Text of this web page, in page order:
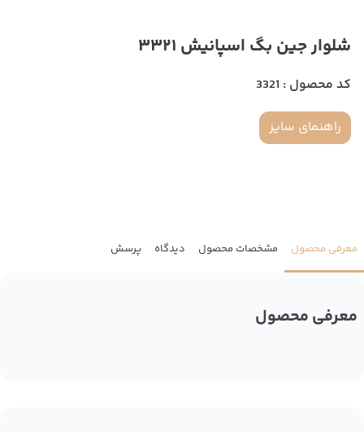
شلوار جین بگ اسپانیش 3321
کد محصول : 3321
راهنمای سایز
معرفی محصول مشخصات محصول دیدگاه پرسش
معرفی محصول